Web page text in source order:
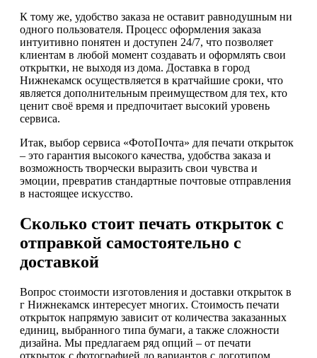
К тому же, удобство заказа не оставит равнодушным ни
одного пользователя. Процесс оформления заказа
интуитивно понятен и доступен 24/7, что позволяет
клиентам в любой момент создавать и оформлять свои
открытки, не выходя из дома. Доставка в город
Нижнекамск осуществляется в кратчайшие сроки, что
является дополнительным преимуществом для тех, кто
ценит своё время и предпочитает высокий уровень
сервиса.
Итак, выбор сервиса «ФотоПочта» для печати открыток
– это гарантия высокого качества, удобства заказа и
возможность творчески выразить свои чувства и
эмоции, превратив стандартные почтовые отправления
в настоящее искусство.
Сколько стоит печать открыток с
отправкой самостоятельно с
доставкой
Вопрос стоимости изготовления и доставки открыток в
г Нижнекамск интересует многих. Стоимость печати
открыток напрямую зависит от количества заказанных
единиц, выбранного типа бумаги, а также сложности
дизайна. Мы предлагаем ряд опций – от печати
открыток с фотографией до вариантов с логотипом